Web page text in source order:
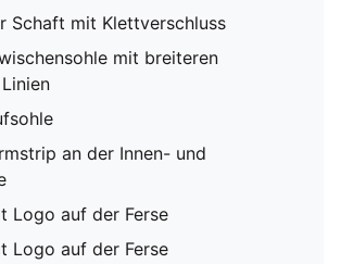
Schaft mit Klettverschluss
mit breiteren
an der Innen- und
Logo auf der Ferse
Logo auf der Ferse